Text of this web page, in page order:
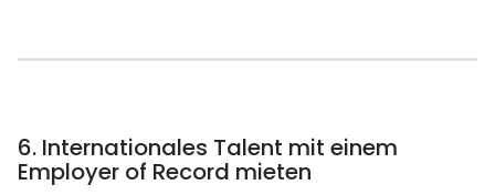
6. Internationales Talent mit einem
Employer of Record mieten